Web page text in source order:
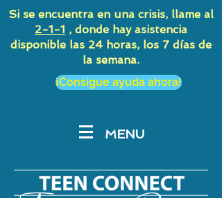
Si se encuentra en una crisis, llame al
2-1-1 , donde hay asistencia
disponible las 24 horas, los 7 días de
la semana.
¡Consigue ayuda ahora!
MENU